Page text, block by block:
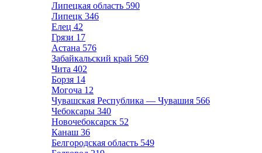
Липецкая область 590
Липецк 346
Елец 42
Грязи 17
Астана 576
Забайкальский край 569
Чита 402
Борзя 14
Могоча 12
Чувашская Республика — Чувашия 566
Чебоксары 340
Новочебоксарск 52
Канаш 36
Белгородская область 549